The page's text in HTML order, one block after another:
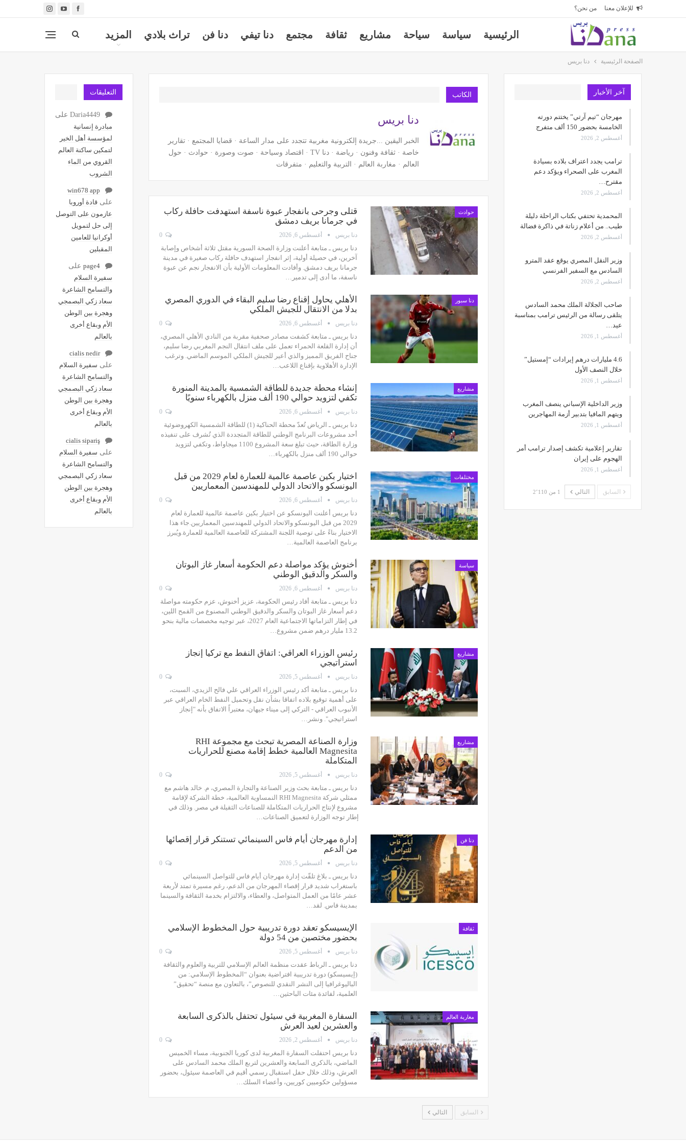
للإعلان معنا من نحن؟
الرئيسية سياسة سياحة مشاريع ثقافة مجتمع دنا تيفي دنا فن تراث بلادي المزيد
الصفحة الرئيسية دنا بريس
الكاتب
دنا بريس
الخبر اليقين ...جريدة إلكترونية مغربية تتجدد على مدار الساعة · قضايا المجتمع · تقارير
خاصة · ثقافة وفنون · رياضة · دنا TV · اقتصاد وسياحة · صوت وصورة · حوادث · حول
العالم · مغاربة العالم · التربية والتعليم · متفرقات
حوادث
قتلى وجرحى بانفجار عبوة ناسفة استهدفت حافلة ركاب
في جرمانا بريف دمشق
دنا بريس أغسطس 6, 2026
دنا بريس ـ متابعة أعلنت وزارة الصحة السورية مقتل ثلاثة أشخاص وإصابة
آخرين، في حصيلة أولية، إثر انفجار استهدف حافلة ركاب صغيرة في مدينة
جرمانا بريف دمشق. وأفادت المعلومات الأولية بأن الانفجار نجم عن عبوة
ناسفة، ما أدى إلى تدمير …
دنا سبور
الأهلي يحاول إقناع رضا سليم البقاء في الدوري المصري
بدلا من الانتقال للجيش الملكي
دنا بريس أغسطس 6, 2026
دنا بريس ـ متابعة كشفت مصادر صحفية مقربة من النادي الأهلي المصري،
أن إدارة القلعة الحمراء تعمل على ملف انتقال النجم المغربي رضا سليم،
جناح الفريق المميز والذي أعير للجيش الملكي الموسم الماضي. وترغب
الإدارة الأهلاوية بإقناع اللاعب…
مشاريع
إنشاء محطة جديدة للطاقة الشمسية بالمدينة المنورة
تكفي لتزويد حوالي 190 ألف منزل بالكهرباء سنويًا
دنا بريس أغسطس 6, 2026
دنا بريس ـ الرياض
تُعدّ محطة الحناكية (1) للطاقة الشمسية الكهروضوئية
أحد مشروعات البرنامج الوطني للطاقة المتجددة الذي تُشرف على تنفيذه
وزارة الطاقة، حيث تبلغ سعة المشروع 1100 ميجاواط، وتكفي لتزويد
حوالي 190 ألف منزل بالكهرباء
…
مختلفات
اختيار بكين عاصمة عالمية للعمارة لعام 2029 من قبل
اليونسكو والاتحاد الدولي للمهندسين المعماريين
دنا بريس أغسطس 6, 2026
دنا بريس أعلنت اليونسكو عن اختيار بكين عاصمة عالمية للعمارة لعام
2029 من قبل اليونسكو والاتحاد الدولي للمهندسين المعماريين.جاء هذا
الاختيار بناءً على توصية اللجنة المشتركة للعاصمة العالمية للعمارة.ويُبرز
برنامج العاصمة العالمية…
سياسة
أخنوش يؤكد مواصلة دعم الحكومة أسعار غاز البوتان
والسكر والدقيق الوطني
دنا بريس أغسطس 6, 2026
دنا بريس ـ متابعة أفاد رئيس الحكومة، عزيز أخنوش، عزم حكومته مواصلة
دعم أسعار غاز البوتان والسكر والدقيق الوطني المصنوع من القمح اللين،
في إطار التزاماتها الاجتماعية العام 2027، عبر توجيه مخصصات مالية بنحو
13.2 مليار درهم ضمن مشروع
…
مشاريع
رئيس الوزراء العراقي: اتفاق النفط مع تركيا إنجاز
استراتيجي
دنا بريس أغسطس 5, 2026
دنا بريس ـ متابعة أكد رئيس الوزراء العراقي علي فالح الزيدي، السبت،
على أهمية توقيع بلاده اتفاقا بشأن نقل وتحميل النفط الخام العراقي عبر
الأنبوب العراقي - التركي إلى ميناء جيهان، معتبراً الاتفاق بأنه "إنجاز
استراتيجي". ونشر …
مشاريع
وزارة الصناعة المصرية تبحث مع مجموعة RHI
Magnesita العالمية خطط إقامة مصنع للحراريات
المتكاملة
دنا بريس أغسطس 5, 2026
دنا بريس ـ متابعة بحث وزير الصناعة والتجارة المصري، م. خالد هاشم مع
ممثلي شركة RHI Magnesita النمساوية العالمية، خطة الشركة لإقامة
مشروع لإنتاج الحراريات المتكاملة للصناعات الثقيلة في مصر. وذلك في
إطار توجه الوزارة لتعميق الصناعات…
دنا فن
إدارة مهرجان أيام فاس السينمائي تستنكر قرار إقصائها
من الدعم
دنا بريس أغسطس 5, 2026
دنا بريس ـ بلاغ تلقّت إدارة مهرجان أيام فاس للتواصل السينمائي
باستغراب شديد قرار إقصاء المهرجان من الدعم، رغم مسيرة تمتد لأربعة
عشر عامًا من العمل المتواصل، والعطاء، والالتزام بخدمة الثقافة والسينما
بمدينة فاس. لقد…
ثقافة
الإيسيسكو تعقد دورة تدريبية حول المخطوط الإسلامي
بحضور مختصين من 54 دولة
دنا بريس أغسطس 5, 2026
دنا بريس ـ الرباط عقدت منظمة العالم الإسلامي للتربية والعلوم والثقافة
(إيسيسكو) دورة تدريبية افتراضية بعنوان “المخطوط الإسلامي: من
الباليوغرافيا إلى النشر النقدي للنصوص”، بالتعاون مع منصة “تحقيق”
العلمية، لفائدة مئات الباحثين…
مغاربة العالم
السفارة المغربية في سيئول تحتفل بالذكرى السابعة
والعشرين لعيد العرش
دنا بريس أغسطس 2, 2026
دنا بريس احتفلت السفارة المغربية لدى كوريا الجنوبية، مساء الخميس
الماضي، بالذكرى السابعة والعشرين لتربع الملك محمد السادس على
العرش، وذلك خلال حفل استقبال رسمي أقيم في العاصمة سيئول، بحضور
مسؤولين حكوميين كوريين، وأعضاء السلك…
السابق التالي
آخر الأخبار
مهرجان “تيم آرتي” يختتم دورته
الخامسة بحضور 150 ألف متفرج
أغسطس 2, 2026
ترامب يجدد اعتراف بلاده بسيادة
المغرب على الصحراء ويؤكد دعم
مقترح…
أغسطس 2, 2026
المحمدية تحتفي بكتاب الراحلة دليلة
طيب.. من أعلام زناتة في ذاكرة فضالة
أغسطس 2, 2026
وزير النقل المصري يوقع عقد المترو
السادس مع السفير الفرنسي
أغسطس 2, 2026
صاحب الجلالة الملك محمد السادس
يتلقى رسالة من الرئيس ترامب بمناسبة
عيد…
أغسطس 1, 2026
4.6 مليارات درهم إيرادات “إمستيل”
خلال النصف الأول
أغسطس 1, 2026
وزير الداخلية الإسباني ينصف المغرب
ويتهم المافيا بتدبير أزمة المهاجرين
أغسطس 1, 2026
تقارير إعلامية تكشف إصدار ترامب أمر
الهجوم على إيران
أغسطس 1, 2026
السابق التالي 1 من 2٬110
التعليقات
Daria4449 على
مبادرة إنسانية
لمؤسسة أهل الخير
لتمكين ساكنة العالم
القروي من الماء
الشروب
win678 app
على قادة أوروبا
عازمون على التوصل
إلى حل لتمويل
أوكرانيا للعامين
المقبلين
page4 على
سفيرة السلام
والتسامح الشاعرة
سعاد زكي البصمجي
وهجرة بين الوطن
الأم وبقاع أخرى
بالعالم
cialis nedir
على سفيرة السلام
والتسامح الشاعرة
سعاد زكي البصمجي
وهجرة بين الوطن
الأم وبقاع أخرى
بالعالم
cialis sipariş
على سفيرة السلام
والتسامح الشاعرة
سعاد زكي البصمجي
وهجرة بين الوطن
الأم وبقاع أخرى
بالعالم